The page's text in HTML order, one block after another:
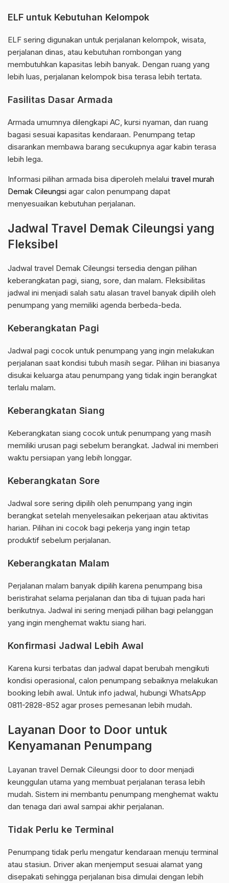
ELF untuk Kebutuhan Kelompok
ELF sering digunakan untuk perjalanan kelompok, wisata,
perjalanan dinas, atau kebutuhan rombongan yang
membutuhkan kapasitas lebih banyak. Dengan ruang yang
lebih luas, perjalanan kelompok bisa terasa lebih tertata.
Fasilitas Dasar Armada
Armada umumnya dilengkapi AC, kursi nyaman, dan ruang
bagasi sesuai kapasitas kendaraan. Penumpang tetap
disarankan membawa barang secukupnya agar kabin terasa
lebih lega.
Informasi pilihan armada bisa diperoleh melalui travel murah
Demak Cileungsi agar calon penumpang dapat
menyesuaikan kebutuhan perjalanan.
Jadwal Travel Demak Cileungsi yang
Fleksibel
Jadwal travel Demak Cileungsi tersedia dengan pilihan
keberangkatan pagi, siang, sore, dan malam. Fleksibilitas
jadwal ini menjadi salah satu alasan travel banyak dipilih oleh
penumpang yang memiliki agenda berbeda-beda.
Keberangkatan Pagi
Jadwal pagi cocok untuk penumpang yang ingin melakukan
perjalanan saat kondisi tubuh masih segar. Pilihan ini biasanya
disukai keluarga atau penumpang yang tidak ingin berangkat
terlalu malam.
Keberangkatan Siang
Keberangkatan siang cocok untuk penumpang yang masih
memiliki urusan pagi sebelum berangkat. Jadwal ini memberi
waktu persiapan yang lebih longgar.
Keberangkatan Sore
Jadwal sore sering dipilih oleh penumpang yang ingin
berangkat setelah menyelesaikan pekerjaan atau aktivitas
harian. Pilihan ini cocok bagi pekerja yang ingin tetap
produktif sebelum perjalanan.
Keberangkatan Malam
Perjalanan malam banyak dipilih karena penumpang bisa
beristirahat selama perjalanan dan tiba di tujuan pada hari
berikutnya. Jadwal ini sering menjadi pilihan bagi pelanggan
yang ingin menghemat waktu siang hari.
Konfirmasi Jadwal Lebih Awal
Karena kursi terbatas dan jadwal dapat berubah mengikuti
kondisi operasional, calon penumpang sebaiknya melakukan
booking lebih awal. Untuk info jadwal, hubungi WhatsApp
0811-2828-852 agar proses pemesanan lebih mudah.
Layanan Door to Door untuk
Kenyamanan Penumpang
Layanan travel Demak Cileungsi door to door menjadi
keunggulan utama yang membuat perjalanan terasa lebih
mudah. Sistem ini membantu penumpang menghemat waktu
dan tenaga dari awal sampai akhir perjalanan.
Tidak Perlu ke Terminal
Penumpang tidak perlu mengatur kendaraan menuju terminal
atau stasiun. Driver akan menjemput sesuai alamat yang
disepakati sehingga perjalanan bisa dimulai dengan lebih